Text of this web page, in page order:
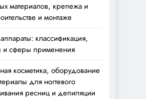
материалов, крепежа и
и монтаже
классификация,
и сферы применения
косметика, оборудование
для ногтевого
ресниц и депиляции